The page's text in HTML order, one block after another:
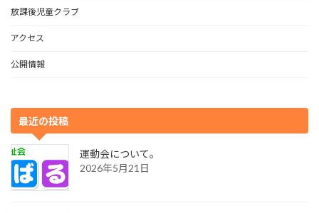
放課後児童クラブ
アクセス
公開情報
最近の投稿
運動会について。
2026年5月21日